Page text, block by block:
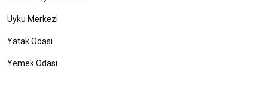
Uyku Merkezi
Yatak Odası
Yemek Odası